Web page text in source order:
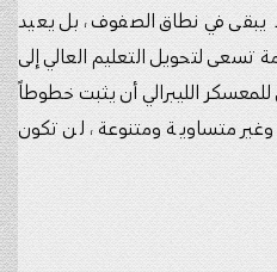
يبقى في نطاق الصفوف، بل يعيد
تسعى لتحويل التعليم العالي إلى
للمعسكر الليبرالي أن يثبت خطوطاً
متساوية ومتنوعة، لن تكون